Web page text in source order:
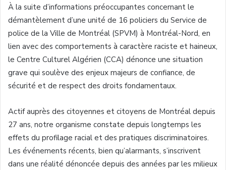
À la suite d’informations préoccupantes concernant le
démantèlement d’une unité de 16 policiers du Service de
police de la Ville de Montréal (SPVM) à Montréal-Nord, en
lien avec des comportements à caractère raciste et haineux,
le Centre Culturel Algérien (CCA) dénonce une situation
grave qui soulève des enjeux majeurs de confiance, de
sécurité et de respect des droits fondamentaux.
Actif auprès des citoyennes et citoyens de Montréal depuis
27 ans, notre organisme constate depuis longtemps les
effets du profilage racial et des pratiques discriminatoires.
Les événements récents, bien qu’alarmants, s’inscrivent
dans une réalité dénoncée depuis des années par les milieux